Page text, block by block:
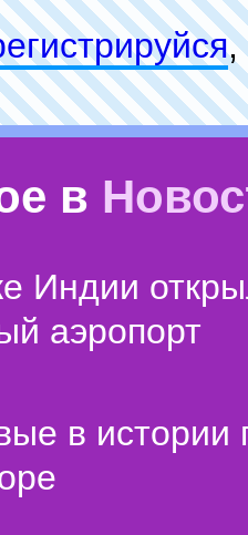
,
в
Индии
аэропорт
в истории